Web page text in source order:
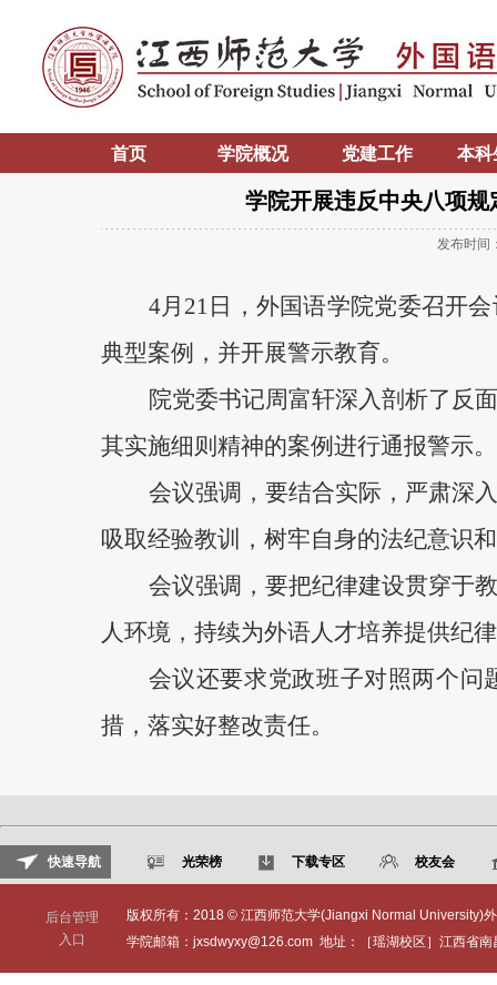
首页 学院概况 党建工作 本科
学院开展违反中央八项
发布时间
4月21日，外国语学院党委召开
典型案例，并开展警示教育。
院党委书记周富轩深入剖析了反
其实施细则精神的案例进行通报警示。
会议强调，要结合实际，严肃深
吸取经验教训，树牢自身的法纪意识
会议强调，要把纪律建设贯穿于
人环境，持续为外语人才培养提供纪
会议还要求党政班子对照两个问
措，落实好整改责任。
快速导航 光荣榜 下载专区 校友会
后台管理
入口
版权所有：2018 © 江西师范大学(Jiangxi Normal University)
学院邮箱：jxsdwyxy@126.com 地址：［瑶湖校区］江西省